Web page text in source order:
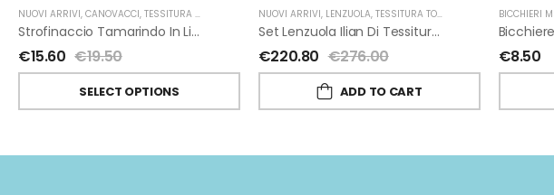
NUOVI ARRIVI, CANOVACCI, TESSITURA TOSCANA TELERIE
Strofinaccio Tamarindo In Lino Di Tessitura Toscana Telerie
€15.60 €19.50
SELECT OPTIONS
NUOVI ARRIVI, LENZUOLA, TESSITURA TOSCANA TELERIE
Set Lenzuola Ilian Di Tessitura Toscana Telerie 2 Piazze
€220.80 €276.00
ADD TO CART
BICCHIERI
€8.50